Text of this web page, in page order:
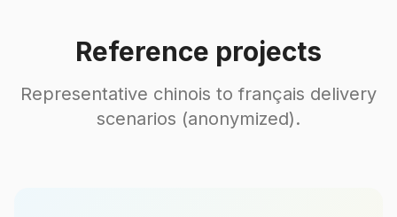
Reference projects
Representative chinois to français delivery
scenarios (anonymized).